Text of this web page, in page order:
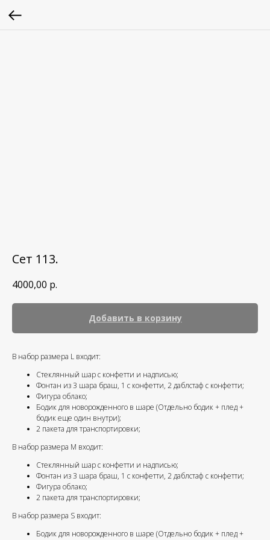
Сет 113.
4000,00 р.
Добавить в корзину
В набор размера L входит:
Стеклянный шар с конфетти и надписью;
Фонтан из 3 шара браш, 1 с конфетти, 2 даблстаф с конфетти;
Фигура облако;
Бодик для новорожденного в шаре (Отдельно бодик + плед +
бодик еще один внутри);
2 пакета для транспортировки;
В набор размера M входит:
Стеклянный шар с конфетти и надписью;
Фонтан из 3 шара браш, 1 с конфетти, 2 даблстаф с конфетти;
Фигура облако;
2 пакета для транспортировки;
В набор размера S входит:
Бодик для новорожденного в шаре (Отдельно бодик + плед +